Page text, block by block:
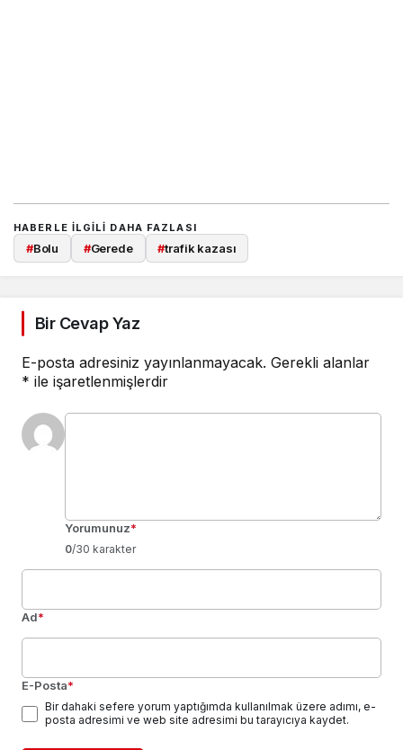
HABERLE ILGILI DAHA FAZLASI
#Bolu #Gerede #trafik kazası
Bir Cevap Yaz
E-posta adresiniz yayınlanmayacak. Gerekli alanlar
* ile işaretlenmişlerdir
Yorumunuz*
0/30 karakter
Ad*
E-Posta*
Bir dahaki sefere yorum yaptığımda kullanılmak üzere adımı, e-
posta adresimi ve web site adresimi bu tarayıcıya kaydet.